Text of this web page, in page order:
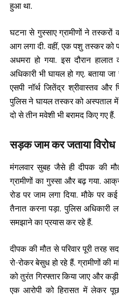
हुआ था.
घटना से गुस्साए ग्रामीणों ने
आग लगा दी. वहीं, एक पशु तस्कर
अधमरा हो गया. इस दौरान
अधिकारी भी घायल हो गए. बताया
एसपी नॉर्थ जितेंद्र श्रीवास्तव और
पुलिस ने घायल तस्कर को अस्पताल में
दो से तीन मवेशी भी बरामद किए गए हैं.
सड़क जाम कर जताया विरोध
मंगलवार सुबह जैसे ही दीपक की
ग्रामीणों का गुस्सा और बढ़ गया.
रोड पर जाम लगा दिया. मौके पर
तैनात करना पड़ा. पुलिस अधिकारी
समझाने का प्रयास कर रहे हैं.
दीपक की मौत से परिवार पूरी तरह
रो-रोकर बेसुध हो रहे हैं. ग्रामीणों
को तुरंत गिरफ्तार किया जाए और
एक आरोपी को हिरासत में लेकर